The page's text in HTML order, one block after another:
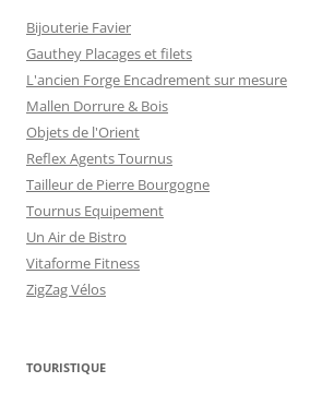
Bijouterie Favier
Gauthey Placages et filets
L'ancien Forge Encadrement sur mesure
Mallen Dorrure & Bois
Objets de l'Orient
Reflex Agents Tournus
Tailleur de Pierre Bourgogne
Tournus Equipement
Un Air de Bistro
Vitaforme Fitness
ZigZag Vélos
TOURISTIQUE